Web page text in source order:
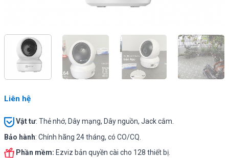
Liên hệ
Vật tư: Thẻ nhớ, Dây mạng, Dây nguồn, Jack cắm.
Bảo hành: Chính hãng 24 tháng, có CO/CQ.
Phần mềm: Ezviz bản quyền cài cho 128 thiết bị.